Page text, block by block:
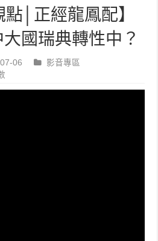
│正經龍鳳配】
國瑞典轉性中？
06
影音專區